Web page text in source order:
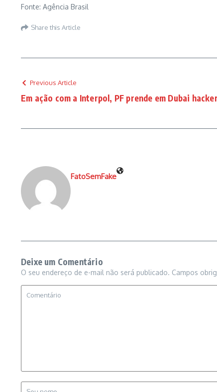
Fonte: Agência Brasil
Share this Article
Previous Article
Em ação com a Interpol, PF prende em Dubai
FatoSemFake
Deixe um Comentário
O seu endereço de e-mail não será publicado. Campos